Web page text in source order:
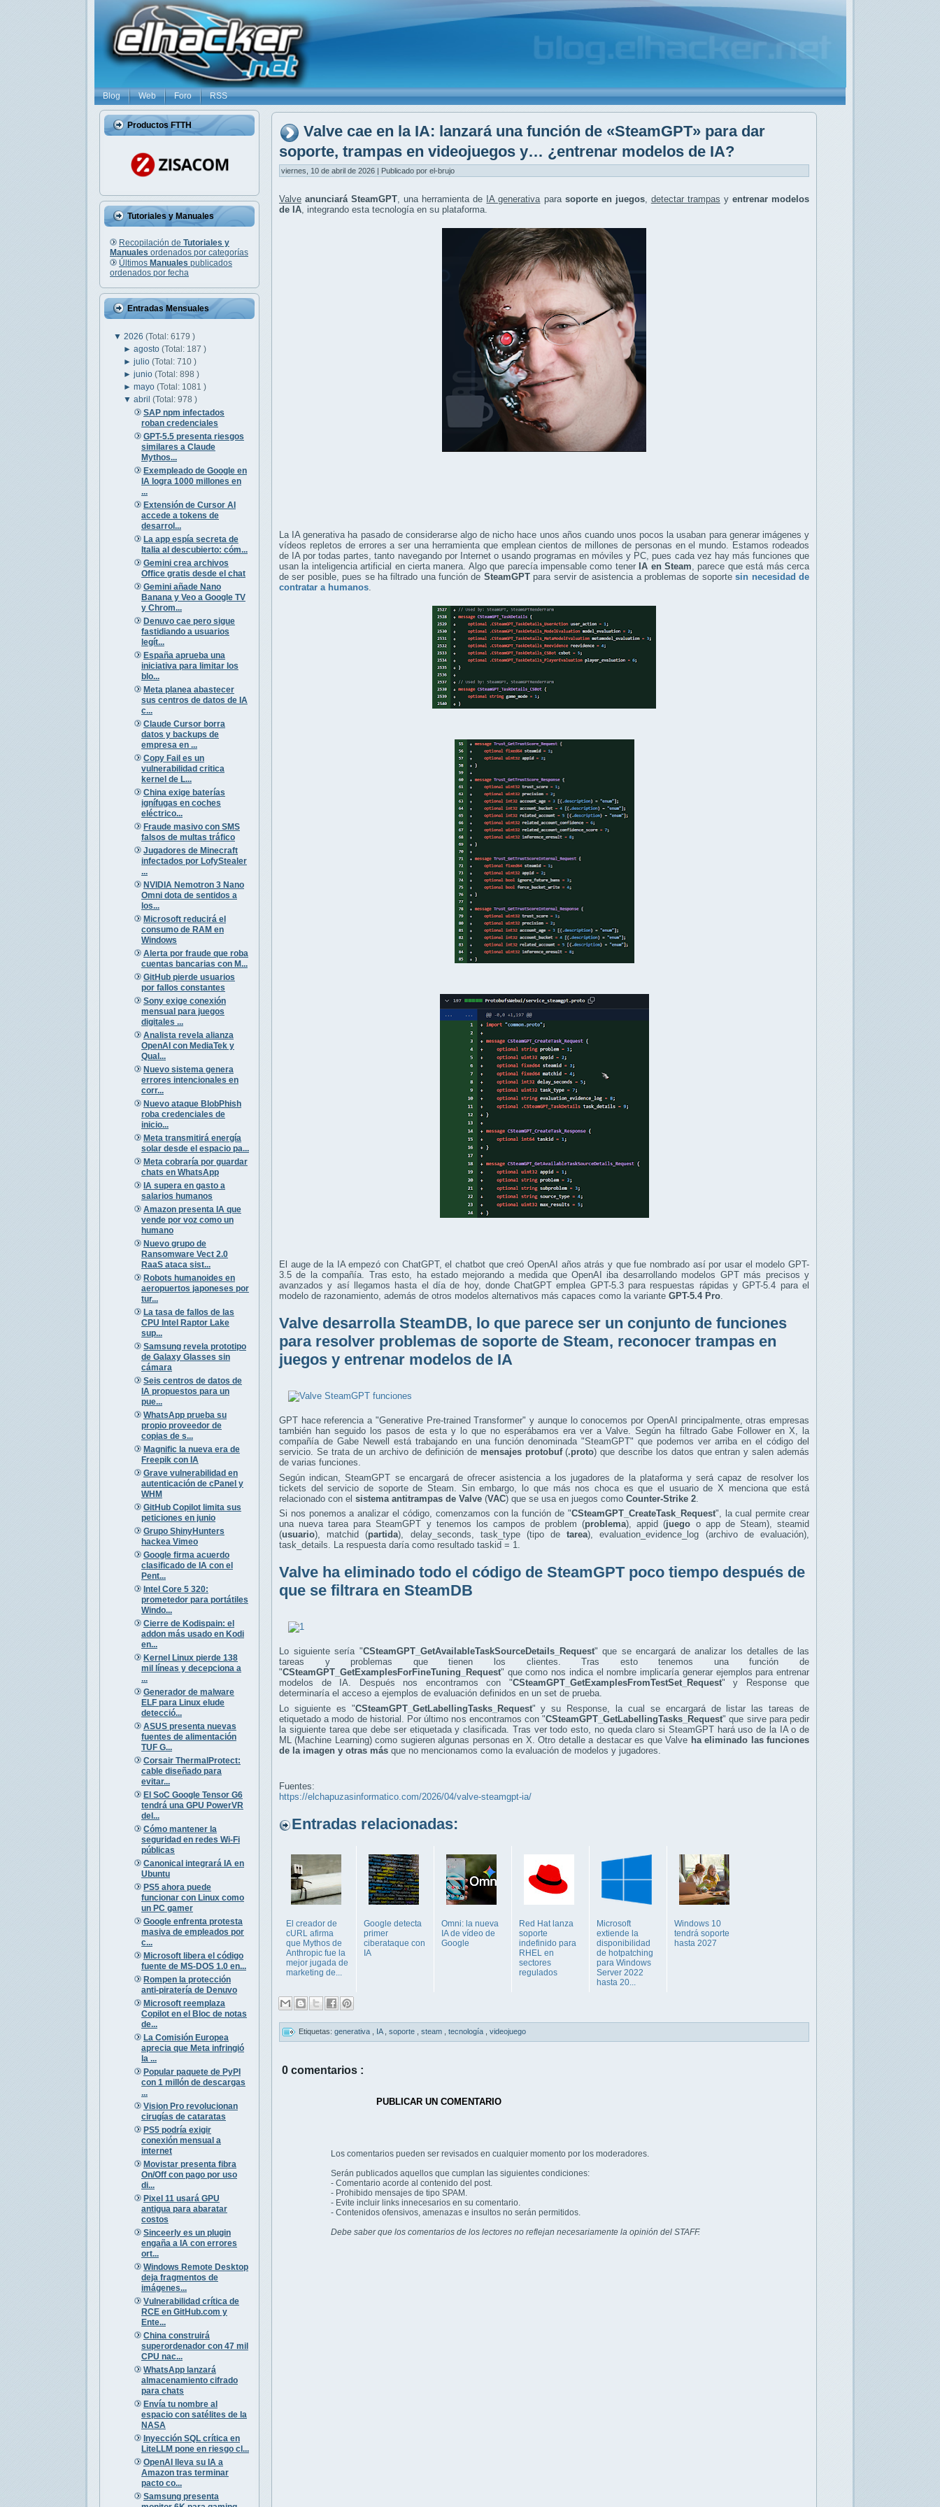
Blog Web Foro RSS
Productos FTTH
Tutoriales y Manuales
Recopilación de Tutoriales y
Manuales ordenados por categorías
Últimos Manuales publicados
ordenados por fecha
Entradas Mensuales
▼ 2026 (Total: 6179 )
►agosto(Total: 187 )
►julio(Total: 710 )
►junio(Total: 898 )
►mayo(Total: 1081 )
▼abril(Total: 978 )
SAP npm infectados
roban credenciales
GPT-5.5 presenta riesgos
similares a Claude
Mythos...
Exempleado de Google en
IA logra 1000 millones en
...
Extensión de Cursor AI
accede a tokens de
desarrol...
La app espía secreta de
Italia al descubierto: cóm...
Gemini crea archivos
Office gratis desde el chat
Gemini añade Nano
Banana y Veo a Google TV
y Chrom...
Denuvo cae pero sigue
fastidiando a usuarios
legít...
España aprueba una
iniciativa para limitar los
blo...
Meta planea abastecer
sus centros de datos de IA
c...
Claude Cursor borra
datos y backups de
empresa en ...
Copy Fail es un
vulnerabilidad critica
kernel de L...
China exige baterías
ignífugas en coches
eléctrico...
Fraude masivo con SMS
falsos de multas tráfico
Jugadores de Minecraft
infectados por LofyStealer
...
NVIDIA Nemotron 3 Nano
Omni dota de sentidos a
los...
Microsoft reducirá el
consumo de RAM en
Windows
Alerta por fraude que roba
cuentas bancarias con M...
GitHub pierde usuarios
por fallos constantes
Sony exige conexión
mensual para juegos
digitales ...
Analista revela alianza
OpenAI con MediaTek y
Qual...
Nuevo sistema genera
errores intencionales en
corr...
Nuevo ataque BlobPhish
roba credenciales de
inicio...
Meta transmitirá energía
solar desde el espacio pa...
Meta cobraría por guardar
chats en WhatsApp
IA supera en gasto a
salarios humanos
Amazon presenta IA que
vende por voz como un
humano
Nuevo grupo de
Ransomware Vect 2.0
RaaS ataca sist...
Robots humanoides en
aeropuertos japoneses por
tur...
La tasa de fallos de las
CPU Intel Raptor Lake
sup...
Samsung revela prototipo
de Galaxy Glasses sin
cámara
Seis centros de datos de
IA propuestos para un
pue...
WhatsApp prueba su
propio proveedor de
copias de s...
Magnific la nueva era de
Freepik con IA
Grave vulnerabilidad en
autenticación de cPanel y
WHM
GitHub Copilot limita sus
peticiones en junio
Grupo ShinyHunters
hackea Vimeo
Google firma acuerdo
clasificado de IA con el
Pent...
Intel Core 5 320:
prometedor para portátiles
Windo...
Cierre de Kodispain: el
addon más usado en Kodi
en...
Kernel Linux pierde 138
mil líneas y decepciona a
...
Generador de malware
ELF para Linux elude
detecció...
ASUS presenta nuevas
fuentes de alimentación
TUF G...
Corsair ThermalProtect:
cable diseñado para
evitar...
El SoC Google Tensor G6
tendrá una GPU PowerVR
del...
Cómo mantener la
seguridad en redes Wi-Fi
públicas
Canonical integrará IA en
Ubuntu
PS5 ahora puede
funcionar con Linux como
un PC gamer
Google enfrenta protesta
masiva de empleados por
c...
Microsoft libera el código
fuente de MS-DOS 1.0 en...
Rompen la protección
anti-piratería de Denuvo
Microsoft reemplaza
Copilot en el Bloc de notas
de...
La Comisión Europea
aprecia que Meta infringió
la ...
Popular paquete de PyPI
con 1 millón de descargas
...
Vision Pro revolucionan
cirugías de cataratas
PS5 podría exigir
conexión mensual a
internet
Movistar presenta fibra
On/Off con pago por uso
di...
Pixel 11 usará GPU
antigua para abaratar
costos
Sinceerly es un plugin
engaña a IA con errores
ort...
Windows Remote Desktop
deja fragmentos de
imágenes...
Vulnerabilidad crítica de
RCE en GitHub.com y
Ente...
China construirá
superordenador con 47 mil
CPU nac...
WhatsApp lanzará
almacenamiento cifrado
para chats
Envía tu nombre al
espacio con satélites de la
NASA
Inyección SQL crítica en
LiteLLM pone en riesgo cl...
OpenAI lleva su IA a
Amazon tras terminar
pacto co...
Samsung presenta
Valve cae en la IA: lanzará una función de «SteamGPT» para dar
soporte, trampas en videojuegos y… ¿entrenar modelos de IA?
viernes, 10 de abril de 2026 | Publicado por el-brujo
Valve anunciará SteamGPT , una herramienta de IA generativa para soporte en juegos, detectar trampas y entrenar modelos
de IA , integrando esta tecnología en su plataforma.
La IA generativa ha pasado de considerarse algo de nicho hace unos años cuando unos pocos la usaban para generar imágenes y
vídeos repletos de errores a ser una herramienta que emplean cientos de millones de personas en el mundo. Estamos rodeados
de IA por todas partes, tanto navegando por Internet o usando programas en móviles y PC, pues cada vez hay más funciones que
usan la inteligencia artificial en cierta manera. Algo que parecía impensable como tener IA en Steam , parece que está más cerca
de ser posible, pues se ha filtrado una función de SteamGPTpara servir de asistencia a problemas de soportesin necesidad de
contratar a humanos
El auge de la IA empezó con ChatGPT, el chatbot que creó OpenAI años atrás y que fue nombrado así por usar el modelo GPT-
3.5 de la compañía. Tras esto, ha estado mejorando a medida que OpenAI iba desarrollando modelos GPT más precisos y
avanzados y así llegamos hasta el día de hoy, donde ChatGPT emplea GPT-5.3 para respuestas rápidas y GPT-5.4 para el
modelo de razonamiento, además de otros modelos alternativos más capaces como la variante GPT-5.4 Pro.
Valve desarrolla SteamDB, lo que parece ser un conjunto de funciones
para resolver problemas de soporte de Steam, reconocer trampas en
juegos y entrenar modelos de IA
GPT hace referencia a "Generative Pre-trained Transformer" y aunque lo conocemos por OpenAI principalmente, otras empresas
también han seguido los pasos de esta y lo que no esperábamos era ver a Valve. Según ha filtrado Gabe Follower en X, la
compañía de Gabe Newell está trabajando en una función denominada "SteamGPT" que podemos ver arriba en el código del
servicio. Se trata de un archivo de definición demensajes protobuf(.proto) que describe los datos que entran y salen además
de varias funciones.
Según indican, SteamGPT se encargará de ofrecer asistencia a los jugadores de la plataforma y será capaz de resolver los
tickets del servicio de soporte de Steam. Sin embargo, lo que más nos choca es que el usuario de X menciona que está
relacionado con el sistema antitrampas de Valve (VAC) que se usa en juegos como Counter-Strike 2
Si nos ponemos a analizar el código, comenzamos con la función de "CSteamGPT_CreateTask_Request", la cual permite crear
una nueva tarea para SteamGPT y tenemos los campos de problem (problema), appid (juego o app de Steam), steamid
(usuario), matchid (partida), delay_seconds, task_type (tipo detarea), evaluation_evidence_log (archivo de evaluación),
task_details. La respuesta daría como resultado taskid = 1.
Valve ha eliminado todo el código de SteamGPT poco tiempo después de
que se filtrara en SteamDB
Lo siguiente sería "CSteamGPT_GetAvailableTaskSourceDetails_Request" que se encargará de analizar los detalles de las
tareas y problemas que tienen los clientes. Tras esto tenemos una función de
"CSteamGPT_GetExamplesForFineTuning_Request" que como nos indica el nombre implicaría generar ejemplos para entrenar
modelos de IA. Después nos encontramos con "CSteamGPT_GetExamplesFromTestSet_Request" y Response que
determinaría el acceso a ejemplos de evaluación definidos en un set de prueba.
Lo siguiente es "CSteamGPT_GetLabellingTasks_Request" y su Response, la cual se encargará de listar las tareas de
etiquetado a modo de historial. Por último nos encontramos con "CSteamGPT_GetLabellingTasks_Request" que sirve para pedir
la siguiente tarea que debe ser etiquetada y clasificada. Tras ver todo esto, no queda claro si SteamGPT hará uso de la IA o de
ML (Machine Learning) como sugieren algunas personas en X. Otro detalle a destacar es que Valve ha eliminado las funciones
de la imagen y otras más que no mencionamos como la evaluación de modelos y jugadores.
Fuentes:
https://elchapuzasinformatico.com/2026/04/valve-steamgpt-ia/
Entradas relacionadas:
El creador de
cURL afirma
que Mythos de
Anthropic fue la
mejor jugada de
marketing de...
Google detecta
primer
ciberataque con
IA
Omni: la nueva
IA de vídeo de
Google
Red Hat lanza
soporte
indefinido para
RHEL en
sectores
regulados
Microsoft
extiende la
disponibilidad
de hotpatching
para Windows
Server 2022
hasta 20...
Windows 10
tendrá soporte
hasta 2027
Etiquetas: generativa IA soporte steam tecnología videojuego
0 comentarios :
PUBLICAR UN COMENTARIO
Los comentarios pueden ser revisados en cualquier momento por los moderadores.
Serán publicados aquellos que cumplan las siguientes condiciones:
- Comentario acorde al contenido del post.
- Prohibido mensajes de tipo SPAM.
- Evite incluir links innecesarios en su comentario.
- Contenidos ofensivos, amenazas e insultos no serán permitidos.
Debe saber que los comentarios de los lectores no reflejan necesariamente la opinión del STAFF.